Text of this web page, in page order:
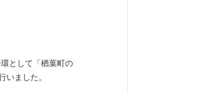
として「楢葉町の
いました。